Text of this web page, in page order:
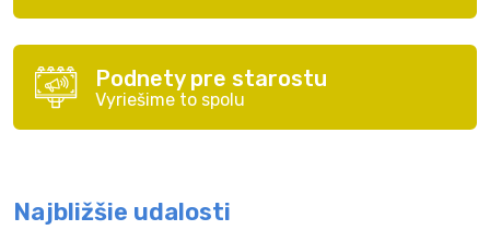
Podnety pre starostu
Vyriešime to spolu
Najbližšie udalosti